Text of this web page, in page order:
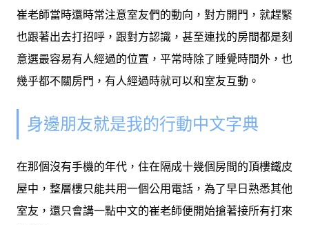
崔老師當時還時常注意室友們的動向，對方開門，就趕緊
也跟著出去打招呼，跟對方認識，甚至連找的房間都是刻
意選最容易有人經過的位置，平常時除了睡覺時間外，也
幾乎都不關房門，有人經過時就可以和室友互動。
身邊朋友就是我的行動中文字典
在那個沒有手機的年代，住在隔成十幾個房間的頂樓鐵皮
屋中，整層樓只能共用一個公用電話，為了早日熟悉其他
室友，還只會講一點中文的崔老師便開始搶著接所有打來